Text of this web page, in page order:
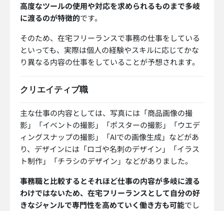
高度なツールの使用や対応を求められるものまで多岐
に渡るのが特徴的です。
そのため、在宅フリーランスで事務の仕事をしている
といっても、実際は個人の経験やスキルに応じてかな
り異なる内容の仕事をしていることが予想されます。
クリエイティブ職
主な仕事の内容としては、写真には「商品画像の撮
影」「イベントの撮影」「ポスターの撮影」「ウエデ
ィングスナップの撮影」「AIでの画像生成」などがあ
り、デザインには「ロゴや名刺のデザイン」「イラス
ト制作」「チラシのデザイン」などがありました。
事務職と比較するとそれほど仕事の内容が多岐に渡る
わけではないため、在宅フリーランスとして自分の好
きなジャンルで専門性を高めていく働き方も可能でし